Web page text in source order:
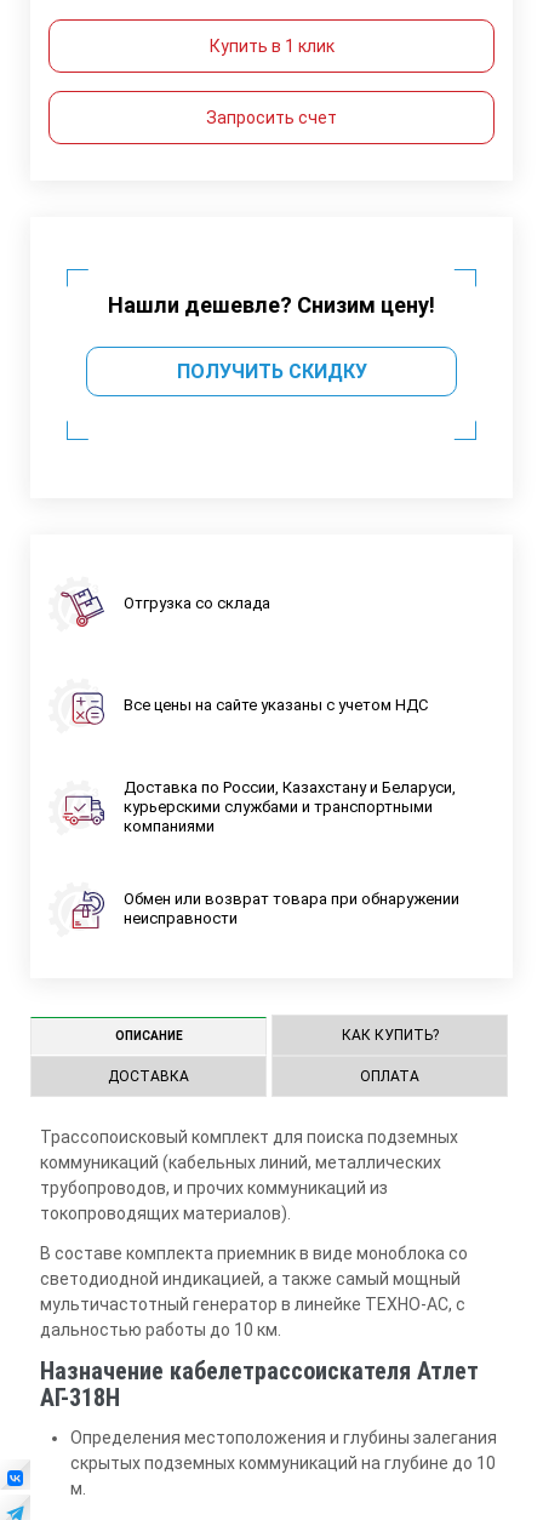
Купить в 1 клик
Запросить счет
Нашли дешевле? Снизим цену!
ПОЛУЧИТЬ СКИДКУ
Отгрузка со склада
Все цены на сайте указаны с учетом НДС
Доставка по России, Казахстану и Беларуси,
курьерскими службами и транспортными
компаниями
Обмен или возврат товара при обнаружении
неисправности
ОПИСАНИЕ КАК КУПИТЬ?
ДОСТАВКА ОПЛАТА
Трассопоисковый комплект для поиска подземных
коммуникаций (кабельных линий, металлических
трубопроводов, и прочих коммуникаций из
токопроводящих материалов).
В составе комплекта приемник в виде моноблока со
светодиодной индикацией, а также самый мощный
мультичастотный генератор в линейке ТЕХНО-АС, с
дальностью работы до 10 км.
Назначение кабелетрассоискателя Атлет
АГ-318Н
Определения местоположения и глубины залегания
скрытых подземных коммуникаций на глубине до 10
м.